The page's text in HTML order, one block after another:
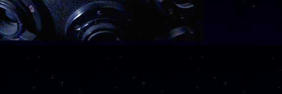
Führung - Sternhimmel im Oktober
(ab 6 J.) Einlass 17 30
Führung - Sternhimmel im
November
(ab 6 J.)
Einlass 1730
November
Führung - Sternhimmel im
Dezember